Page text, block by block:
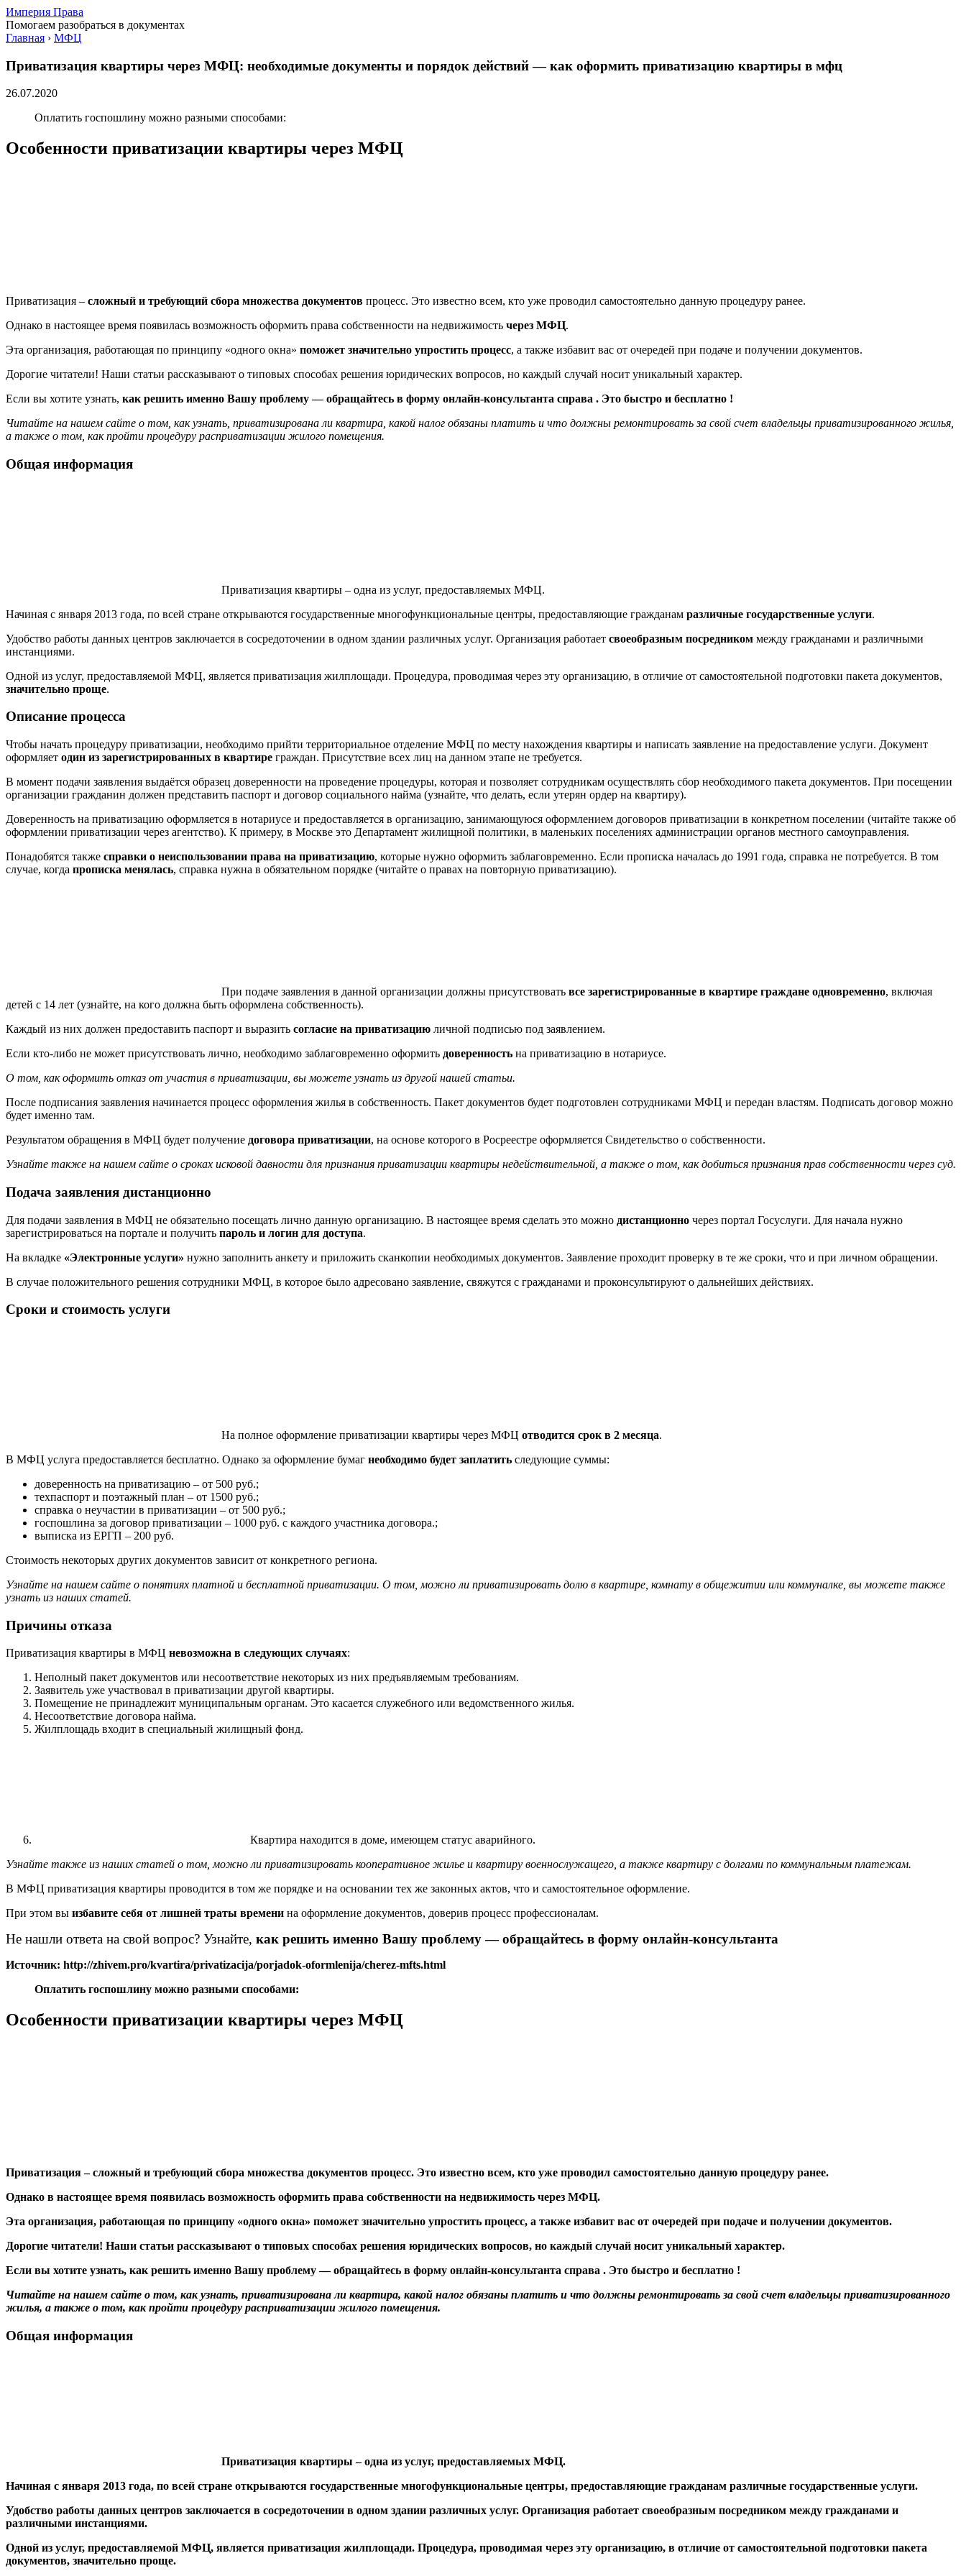
Империя Права
Помогаем разобраться в документах
Главная › МФЦ
Приватизация квартиры через МФЦ: необходимые документы и порядок действий — как оформить приватизацию квартиры в мфц
26.07.2020
Оплатить госпошлину можно разными способами:
Особенности приватизации квартиры через МФЦ
Приватизация – сложный и требующий сбора множества документов процесс. Это известно всем, кто уже проводил самостоятельно данную процедуру ранее.
Однако в настоящее время появилась возможность оформить права собственности на недвижимость через МФЦ.
Эта организация, работающая по принципу «одного окна» поможет значительно упростить процесс, а также избавит вас от очередей при подаче и получении документов.
Дорогие читатели! Наши статьи рассказывают о типовых способах решения юридических вопросов, но каждый случай носит уникальный характер.
Если вы хотите узнать, как решить именно Вашу проблему — обращайтесь в форму онлайн-консультанта справа . Это быстро и бесплатно !
Читайте на нашем сайте о том, как узнать, приватизирована ли квартира, какой налог обязаны платить и что должны ремонтировать за свой счет владельцы приватизированного жилья,
а также о том, как пройти процедуру расприватизации жилого помещения.
Общая информация
Приватизация квартиры – одна из услуг, предоставляемых МФЦ.
Начиная с января 2013 года, по всей стране открываются государственные многофункциональные центры, предоставляющие гражданам различные государственные услуги.
Удобство работы данных центров заключается в сосредоточении в одном здании различных услуг. Организация работает своеобразным посредником между гражданами и различными
инстанциями.
Одной из услуг, предоставляемой МФЦ, является приватизация жилплощади. Процедура, проводимая через эту организацию, в отличие от самостоятельной подготовки пакета документов,
значительно проще.
Описание процесса
Чтобы начать процедуру приватизации, необходимо прийти территориальное отделение МФЦ по месту нахождения квартиры и написать заявление на предоставление услуги. Документ
оформляет один из зарегистрированных в квартире граждан. Присутствие всех лиц на данном этапе не требуется.
В момент подачи заявления выдаётся образец доверенности на проведение процедуры, которая и позволяет сотрудникам осуществлять сбор необходимого пакета документов. При посещении
организации гражданин должен представить паспорт и договор социального найма (узнайте, что делать, если утерян ордер на квартиру).
Доверенность на приватизацию оформляется в нотариусе и предоставляется в организацию, занимающуюся оформлением договоров приватизации в конкретном поселении (читайте также об
оформлении приватизации через агентство). К примеру, в Москве это Департамент жилищной политики, в маленьких поселениях администрации органов местного самоуправления.
Понадобятся также справки о неиспользовании права на приватизацию, которые нужно оформить заблаговременно. Если прописка началась до 1991 года, справка не потребуется. В том
случае, когда прописка менялась, справка нужна в обязательном порядке (читайте о правах на повторную приватизацию).
При подаче заявления в данной организации должны присутствовать все зарегистрированные в квартире граждане одновременно, включая
детей с 14 лет (узнайте, на кого должна быть оформлена собственность).
Каждый из них должен предоставить паспорт и выразить согласие на приватизацию личной подписью под заявлением.
Если кто-либо не может присутствовать лично, необходимо заблаговременно оформить доверенность на приватизацию в нотариусе.
О том, как оформить отказ от участия в приватизации, вы можете узнать из другой нашей статьи.
После подписания заявления начинается процесс оформления жилья в собственность. Пакет документов будет подготовлен сотрудниками МФЦ и передан властям. Подписать договор можно
будет именно там.
Результатом обращения в МФЦ будет получение договора приватизации, на основе которого в Росреестре оформляется Свидетельство о собственности.
Узнайте также на нашем сайте о сроках исковой давности для признания приватизации квартиры недействительной, а также о том, как добиться признания прав собственности через суд.
Подача заявления дистанционно
Для подачи заявления в МФЦ не обязательно посещать лично данную организацию. В настоящее время сделать это можно дистанционно через портал Госуслуги. Для начала нужно
зарегистрироваться на портале и получить пароль и логин для доступа.
На вкладке «Электронные услуги» нужно заполнить анкету и приложить сканкопии необходимых документов. Заявление проходит проверку в те же сроки, что и при личном обращении.
В случае положительного решения сотрудники МФЦ, в которое было адресовано заявление, свяжутся с гражданами и проконсультируют о дальнейших действиях.
Сроки и стоимость услуги
На полное оформление приватизации квартиры через МФЦ отводится срок в 2 месяца.
В МФЦ услуга предоставляется бесплатно. Однако за оформление бумаг необходимо будет заплатить следующие суммы:
доверенность на приватизацию – от 500 руб.;
техпаспорт и поэтажный план – от 1500 руб.;
справка о неучастии в приватизации – от 500 руб.;
госпошлина за договор приватизации – 1000 руб. с каждого участника договора.;
выписка из ЕРГП – 200 руб.
Стоимость некоторых других документов зависит от конкретного региона.
Узнайте на нашем сайте о понятиях платной и бесплатной приватизации. О том, можно ли приватизировать долю в квартире, комнату в общежитии или коммуналке, вы можете также
узнать из наших статей.
Причины отказа
Приватизация квартиры в МФЦ невозможна в следующих случаях:
Неполный пакет документов или несоответствие некоторых из них предъявляемым требованиям.
Заявитель уже участвовал в приватизации другой квартиры.
Помещение не принадлежит муниципальным органам. Это касается служебного или ведомственного жилья.
Несоответствие договора найма.
Жилплощадь входит в специальный жилищный фонд.
Квартира находится в доме, имеющем статус аварийного.
Узнайте также из наших статей о том, можно ли приватизировать кооперативное жилье и квартиру военнослужащего, а также квартиру с долгами по коммунальным платежам.
В МФЦ приватизация квартиры проводится в том же порядке и на основании тех же законных актов, что и самостоятельное оформление.
При этом вы избавите себя от лишней траты времени на оформление документов, доверив процесс профессионалам.
Не нашли ответа на свой вопрос? Узнайте, как решить именно Вашу проблему — обращайтесь в форму онлайн-консультанта
Источник: http://zhivem.pro/kvartira/privatizacija/porjadok-oformlenija/cherez-mfts.html
Оплатить госпошлину можно разными способами:
Особенности приватизации квартиры через МФЦ
Приватизация –сложный и требующий сбора множества документов процесс. Это известно всем, кто уже проводил самостоятельно данную процедуру ранее.
Однако в настоящее время появилась возможность оформить права собственности на недвижимость через МФЦ.
Эта организация, работающая по принципу «одного окна» поможет значительно упростить процесс, а также избавит вас от очередей при подаче и получении документов.
Дорогие читатели! Наши статьи рассказывают о типовых способах решения юридических вопросов, но каждый случай носит уникальный характер.
Если вы хотите узнать, как решить именно Вашу проблему — обращайтесь в форму онлайн-консультанта справа . Это быстро и бесплатно !
Читайте на нашем сайте о том, как узнать, приватизирована ли квартира, какой налог обязаны платить и что должны ремонтировать за свой счет владельцы приватизированного
жилья, а также о том, как пройти процедуру расприватизации жилого помещения.
Общая информация
Приватизация квартиры – одна из услуг, предоставляемых МФЦ.
Начиная с января 2013 года, по всей стране открываются государственные многофункциональные центры, предоставляющие гражданам различные государственные услуги.
Удобство работы данных центров заключается в сосредоточении в одном здании различных услуг. Организация работает своеобразным посредником между гражданами и
различными инстанциями.
Одной из услуг, предоставляемой МФЦ, является приватизация жилплощади. Процедура, проводимая через эту организацию, в отличие от самостоятельной подготовки пакета
документов, значительно проще.